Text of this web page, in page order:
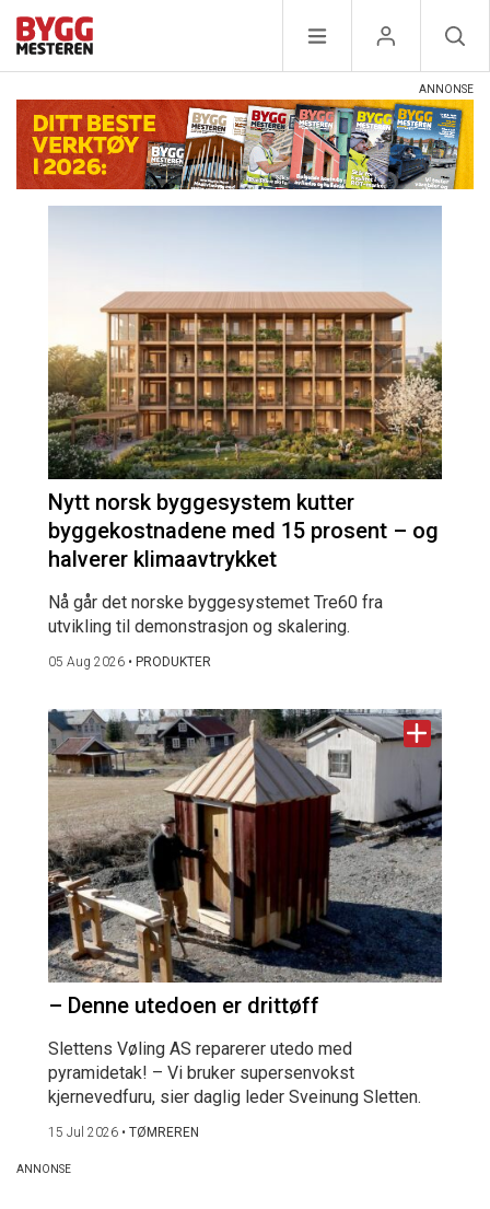
Nytt norsk byggesystem kutter
byggekostnadene med 15 prosent – og
halverer klimaavtrykket
Nå går det norske byggesystemet Tre60 fra
utvikling til demonstrasjon og skalering.
05 Aug 2026 • PRODUKTER
– Denne utedoen er drittøff
Slettens Vøling AS reparerer utedo med
pyramidetak! – Vi bruker supersenvokst
kjernevedfuru, sier daglig leder Sveinung Sletten.
15 Jul 2026 • TØMREREN